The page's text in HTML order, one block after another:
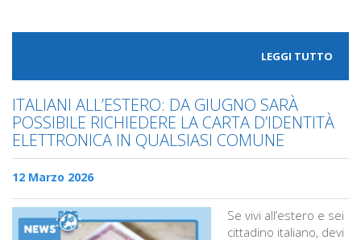
LEGGI TUTTO
ITALIANI ALL’ESTERO: DA GIUGNO SARÀ
POSSIBILE RICHIEDERE LA CARTA D’IDENTITÀ
ELETTRONICA IN QUALSIASI COMUNE
12 Marzo 2026
Se vivi all’estero e sei
cittadino italiano, devi